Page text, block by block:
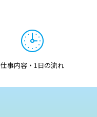
仕事内容・1日の流れ